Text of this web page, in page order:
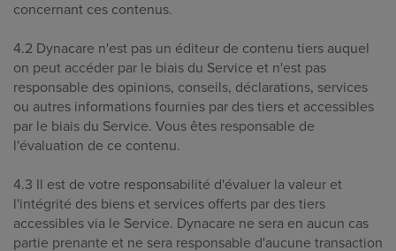
concernant ces contenus.
4.2 Dynacare n'est pas un éditeur de contenu tiers auquel
on peut accéder par le biais du Service et n'est pas
responsable des opinions, conseils, déclarations, services
ou autres informations fournies par des tiers et accessibles
par le biais du Service. Vous êtes responsable de
l'évaluation de ce contenu.
4.3 Il est de votre responsabilité d'évaluer la valeur et
l'intégrité des biens et services offerts par des tiers
accessibles via le Service. Dynacare ne sera en aucun cas
partie prenante et ne sera responsable d'aucune transaction